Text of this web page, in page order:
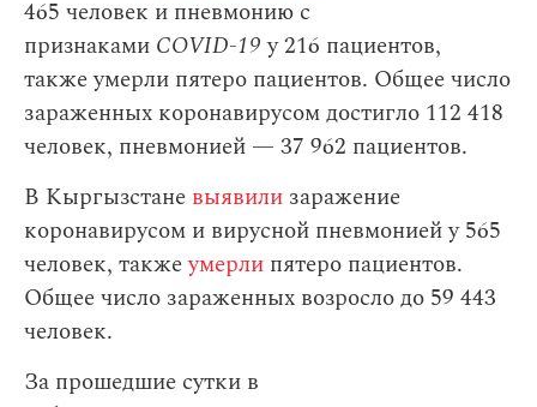
465 человек и пневмонию с
признаками COVID-19у 216 пациентов,
также умерли пятеро пациентов. Общее число
зараженных коронавирусом достигло 112 418
человек, пневмонией — 37 962 пациентов.
В Кыргызстане выявили заражение
коронавирусом и вирусной пневмонией у 565
человек, такжеумерли пятеро пациентов.
Общее число зараженных возросло до 59 443
человек.
За прошедшие сутки в